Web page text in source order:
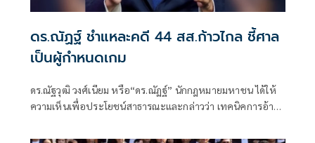
ดร.ณัฏฐ์ ชำแหละคดี 44 สส.ก้าวไกล ชี้ศาล
เป็นผู้กำหนดเกม
ดร.ณัฐวุฒิ วงศ์เนียม หรือ“ดร.ณัฏฐ์” นักกฎหมายมหาชน ได้ให้
ความเห็นเพื่อประโยชน์สาธารณะและกล่าวว่า เทคนิคการอ้าง